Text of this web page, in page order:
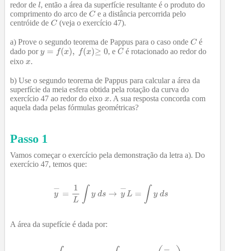
redor de , então a área da superfície resultante é o produto do
comprimento do arco de
e a distância percorrida pelo
centróide de
(veja o exercício 47).
a) Prove o segundo teorema de Pappus para o caso onde
é
dado por
, e
é rotacionado ao redor do
eixo
.
b) Use o segundo teorema de Pappus para calcular a área da
superfície da meia esfera obtida pela rotação da curva do
exercício 47 ao redor do eixo
. A sua resposta concorda com
aquela dada pelas fórmulas geométricas?
Passo 1
Vamos começar o exercício pela demonstração da letra a). Do
exercício 47, temos que:
A área da supefície é dada por: